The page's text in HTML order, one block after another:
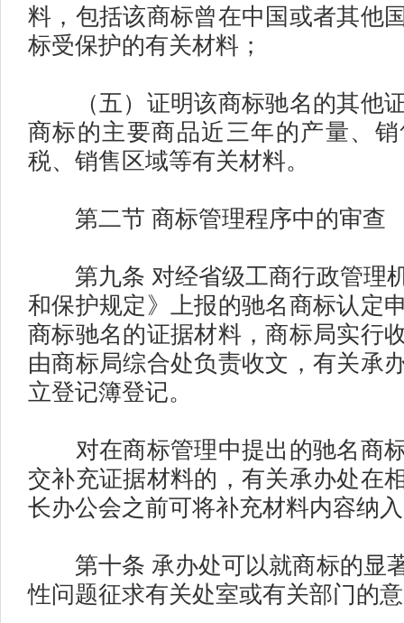
料，包括该商标曾在中国或者其他
标受保护的有关材料；
（五）证明该商标驰名的其他
商标的主要商品近三年的产量、
税、销售区域等有关材料。
第二节 商标管理程序中的审查
第九条 对经省级工商行政管理
和保护规定》上报的驰名商标认定
商标驰名的证据材料，商标局实行
由商标局综合处负责收文，有关承
立登记簿登记。
对在商标管理中提出的驰名商
交补充证据材料的，有关承办处在
长办公会之前可将补充材料内容纳
第十条 承办处可以就商标的显
性问题征求有关处室或有关部门的